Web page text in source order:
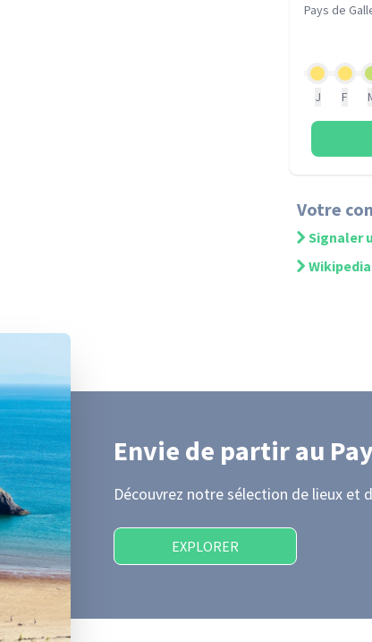
Pays de
J F
Votre
Signaler
Wikipedia
Envie de partirau
Découvrez notre sélection de lieux et
EXPLORER